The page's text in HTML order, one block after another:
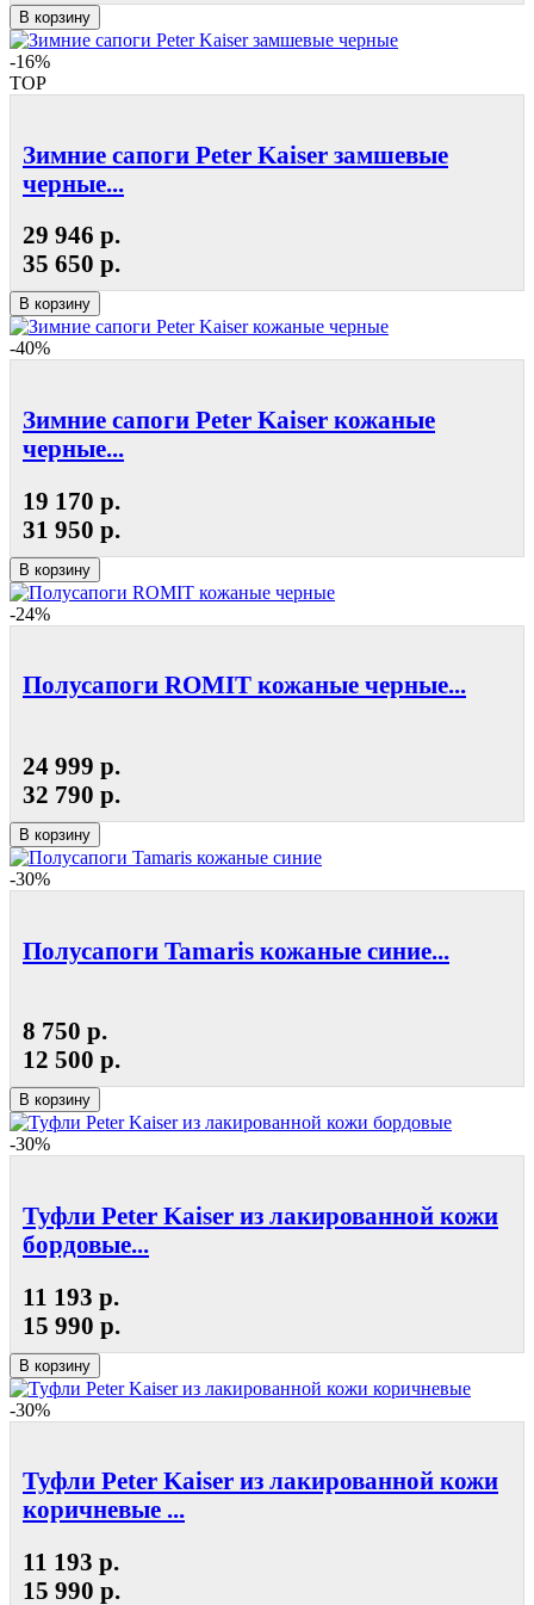
В корзину
-16%
TOP
Зимние сапоги Peter Kaiser замшевые
черные...
29 946 р.
35 650 р.
В корзину
-40%
Зимние сапоги Peter Kaiser кожаные
черные...
19 170 р.
31 950 р.
В корзину
-24%
Полусапоги ROMIT кожаные черные...
24 999 р.
32 790 р.
В корзину
-30%
Полусапоги Tamaris кожаные синие...
8 750 р.
12 500 р.
В корзину
-30%
Туфли Peter Kaiser из лакированной кожи
бордовые...
11 193 р.
15 990 р.
В корзину
-30%
Туфли Peter Kaiser из лакированной кожи
коричневые ...
11 193 р.
15 990 р.